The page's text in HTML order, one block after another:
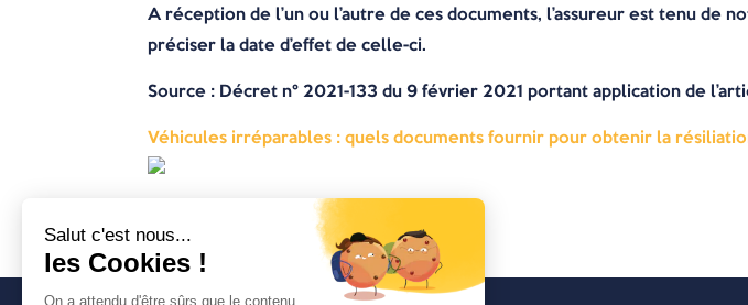
A réception de l’un ou l’autre de ces documents, l’assureur est tenu de
préciser la date d’effet de celle-ci.
Source : Décret n° 2021-133 du 9 février 2021 portant application de
Véhicules irréparables : quels documents fournir pour obtenir la